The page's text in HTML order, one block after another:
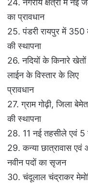
24. नगरीय क्षेत्रों में
का प्रावधान
25. पंडरी रायपुर में 350
की स्थापना
26. नदियों के किनारे खेतों
लाईन के विस्तार के लिए
प्रावधान
27. ग्राम गोढ़ी, जिला
की स्थापना
28. 11 नई तहसीले एवं 5
29. कन्या छात्रावास एवं
नवीन पदों का सृजन
30. चंदूलाल चंद्राकर